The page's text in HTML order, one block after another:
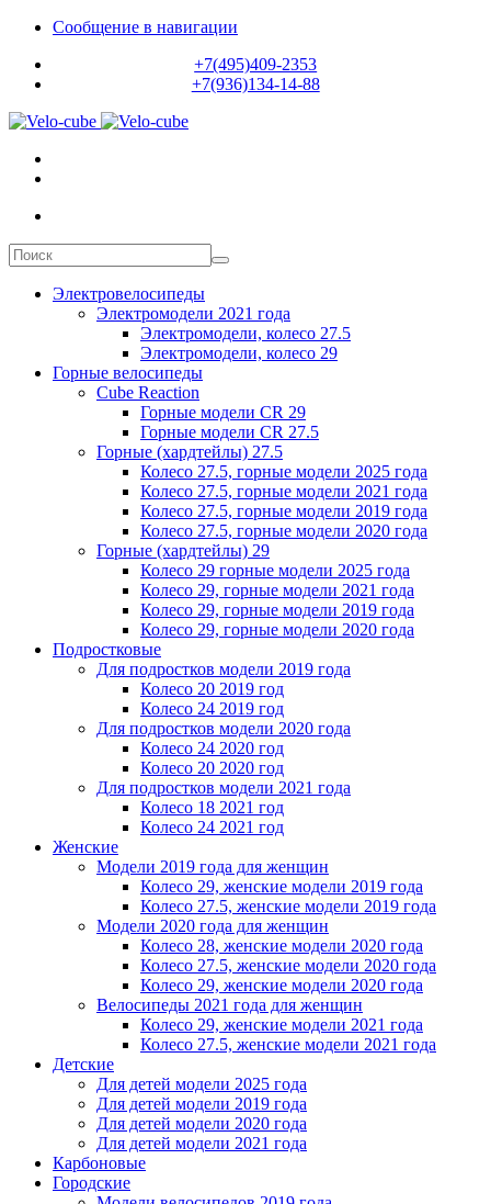
Сообщение в навигации
+7(495)409-2353
+7(936)134-14-88
Электровелосипеды
Электромодели 2021 года
Электромодели, колесо 27.5
Электромодели, колесо 29
Горные велосипеды
Cube Reaction
Горные модели CR 29
Горные модели CR 27.5
Горные (хардтейлы) 27.5
Колесо 27.5, горные модели 2025 года
Колесо 27.5, горные модели 2021 года
Колесо 27.5, горные модели 2019 года
Колесо 27.5, горные модели 2020 года
Горные (хардтейлы) 29
Колесо 29 горные модели 2025 года
Колесо 29, горные модели 2021 года
Колесо 29, горные модели 2019 года
Колесо 29, горные модели 2020 года
Подростковые
Для подростков модели 2019 года
Колесо 20 2019 год
Колесо 24 2019 год
Для подростков модели 2020 года
Колесо 24 2020 год
Колесо 20 2020 год
Для подростков модели 2021 года
Колесо 18 2021 год
Колесо 24 2021 год
Женскиe
Модели 2019 года для женщин
Колесо 29, женские модели 2019 года
Колесо 27.5, женские модели 2019 года
Модели 2020 года для женщин
Колесо 28, женские модели 2020 года
Колесо 27.5, женские модели 2020 года
Колесо 29, женские модели 2020 года
Велосипеды 2021 года для женщин
Колесо 29, женские модели 2021 года
Колесо 27.5, женские модели 2021 года
Детские
Для детей модели 2025 года
Для детей модели 2019 года
Для детей модели 2020 года
Для детей модели 2021 года
Карбоновые
Городские